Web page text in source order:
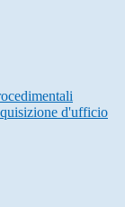
d'ufficio